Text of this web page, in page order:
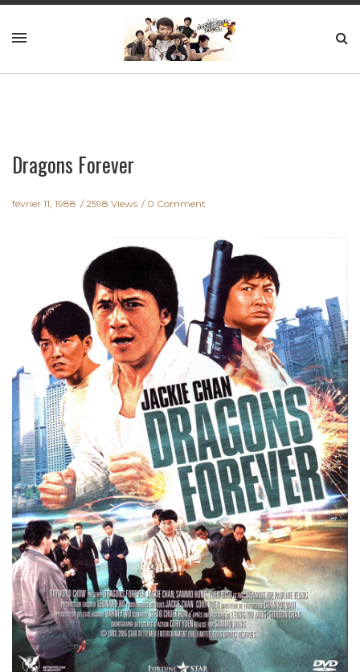
Dragons Forever
février 11, 1988 2598 Views 0 Comment